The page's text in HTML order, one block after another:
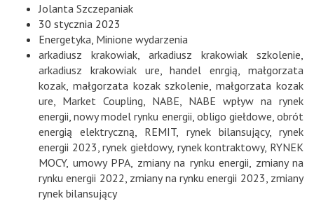
Jolanta Szczepaniak
30 stycznia 2023
Energetyka Minione wydarzenia
arkadiusz krakowiak
arkadiusz krakowiak szkolenie
arkadiusz krakowiak ure ,handel enrgią ,małgorzata
kozak małgorzata kozak szkolenie ,małgorzata kozak
ure
Market Coupling NABE
NABE wpływ na rynek
energii ,nowy model rynku energii obligo giełdowe ,obrót
energią elektryczną
REMIT, rynek bilansujący,rynek
energii 2023 ,rynek giełdowy, rynek kontraktowy, RYNEK
MOCY, umowy PPA zmiany na rynku energii zmiany na
rynku energii 2022 zmiany na rynku energii 2023 zmiany
rynek bilansujący